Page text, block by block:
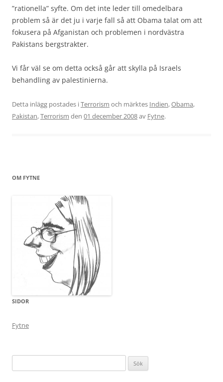
”rationella” syfte. Om det inte leder till omedelbara
problem så är det ju i varje fall så att Obama talat om att
fokusera på Afganistan och problemen i nordvästra
Pakistans bergstrakter.
Vi får väl se om detta också går att skylla på Israels
behandling av palestinierna.
Detta inlägg postades iTerrorism och märktes Indien,Obama,
Pakistan,Terrorism den 01 december 2008av Fytne.
OM FYTNE
SIDOR
Fytne
efter: